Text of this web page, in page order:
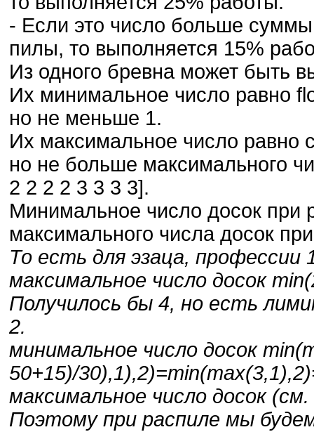
- Если это число больше
пилы, то выполняется 15%
Из одного бревна может быть
Их минимальное число равно
но не меньше 1.
Их максимальное число равно
но не больше максимального
2 2 2 2 3 3 3 3].
Минимальное число досок при
максимального числа досок
То есть для эзаца, профессии
максимальное число досок
Получилось бы 4, но есть
2.
минимальное число досок
50+15)/
максимальное число досок
Поэтому при распиле мы